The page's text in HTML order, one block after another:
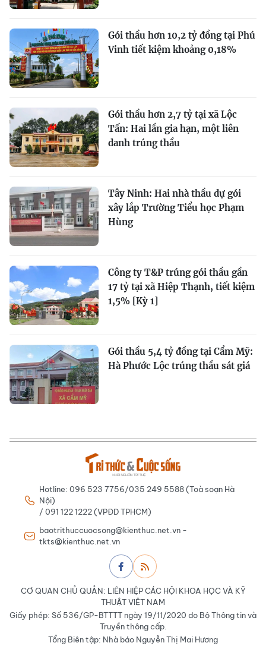
Gói thầu hơn 10,2 tỷ đồng tại Phú
Vinh tiết kiệm khoảng 0,18%
Gói thầu hơn 2,7 tỷ tại xã Lộc
Tấn: Hai lần gia hạn, một liên
danh trúng thầu
Tây Ninh: Hai nhà thầu dự gói
xây lắp Trường Tiểu học Phạm
Hùng
Công ty T&P trúng gói thầu gần
17 tỷ tại xã Hiệp Thạnh, tiết kiệm
1,5% [Kỳ 1]
Gói thầu 5,4 tỷ đồng tại Cẩm Mỹ:
Hà Phước Lộc trúng thầu sát giá
Hotline: 096 523 7756/035 249 5588 (Toà soạn Hà
Nội)
/ 091 122 1222 (VPĐD TPHCM)
baotrithuccuocsong@kienthuc.net.vn -
tkts@kienthuc.net.vn
CƠ QUAN CHỦ QUẢN: LIÊN HIỆP CÁC HỘI KHOA HỌC VÀ KỸ
THUẬT VIỆT NAM
Giấy phép: Số 536/GP-BTTTT ngày 19/11/2020 do Bộ Thông tin và
Truyền thông cấp.
Tổng Biên tập: Nhà báo Nguyễn Thị Mai Hương